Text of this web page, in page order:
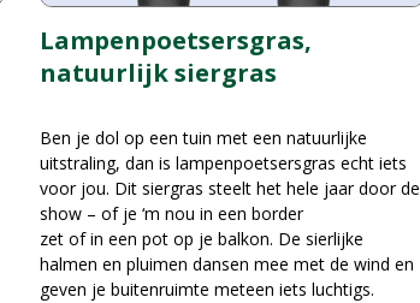
Lampenpoetsersgras,
natuurlijk siergras
Ben je dol op een tuin met een natuurlijke
uitstraling, dan is lampenpoetsersgras echt iets
voor jou. Dit siergras steelt het hele jaar door de
show – of je ‘m nou in een border
zet of in een pot op je balkon. De sierlijke
halmen en pluimen dansen mee met de wind en
geven je buitenruimte meteen iets luchtigs.